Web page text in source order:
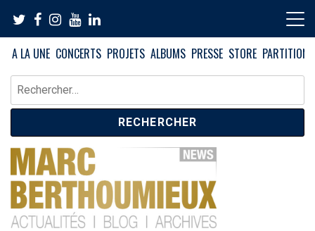
content
A LA UNE CONCERTS PROJETS ALBUMS PRESSE STORE PARTITIONS
Rechercher :